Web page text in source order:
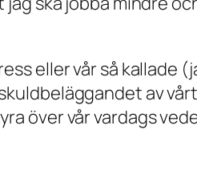
eller vår så kallade
av
över vår vardags